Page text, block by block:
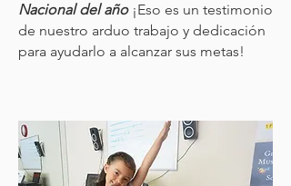
Nacional del año ¡Eso es un testimonio
de nuestro arduo trabajo y dedicación
para ayudarlo a alcanzar sus metas!